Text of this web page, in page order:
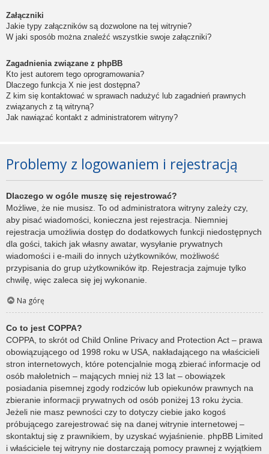
Załączniki
Jakie typy załączników są dozwolone na tej witrynie?
W jaki sposób można znaleźć wszystkie swoje załączniki?
Zagadnienia związane z phpBB
Kto jest autorem tego oprogramowania?
Dlaczego funkcja X nie jest dostępna?
Z kim się kontaktować w sprawach nadużyć lub zagadnień prawnych
związanych z tą witryną?
Jak nawiązać kontakt z administratorem witryny?
Problemy z logowaniem i rejestracją
Dlaczego w ogóle muszę się rejestrować?
Możliwe, że nie musisz. To od administratora witryny zależy czy,
aby pisać wiadomości, konieczna jest rejestracja. Niemniej
rejestracja umożliwia dostęp do dodatkowych funkcji niedostępnych
dla gości, takich jak własny awatar, wysyłanie prywatnych
wiadomości i e-maili do innych użytkowników, możliwość
przypisania do grup użytkowników itp. Rejestracja zajmuje tylko
chwilę, więc zaleca się jej wykonanie.
Na górę
Co to jest COPPA?
COPPA, to skrót od Child Online Privacy and Protection Act – prawa
obowiązującego od 1998 roku w USA, nakładającego na właścicieli
stron internetowych, które potencjalnie mogą zbierać informacje od
osób małoletnich – mających mniej niż 13 lat – obowiązek
posiadania pisemnej zgody rodziców lub opiekunów prawnych na
zbieranie informacji prywatnych od osób poniżej 13 roku życia.
Jeżeli nie masz pewności czy to dotyczy ciebie jako kogoś
próbującego zarejestrować się na danej witrynie internetowej –
skontaktuj się z prawnikiem, by uzyskać wyjaśnienie. phpBB Limited
i właściciele tej witryny nie dostarczają pomocy prawnej z wyjątkiem